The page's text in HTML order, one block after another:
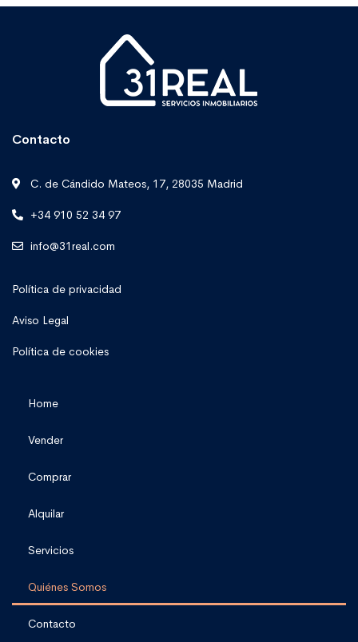
Contacto
C. de Cándido Mateos, 17, 28035 Madrid
+34 910 52 34 97
info@31real.com
Política de privacidad
Aviso Legal
Política de cookies
Home
Vender
Comprar
Alquilar
Servicios
Quiénes Somos
Contacto